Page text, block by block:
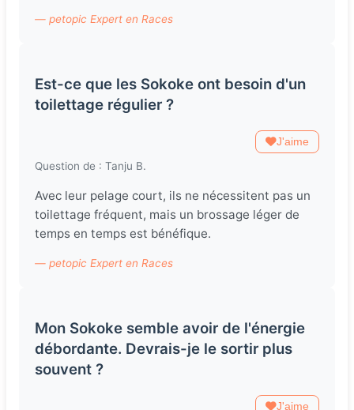
— petopic Expert en Races
Est-ce que les Sokoke ont besoin d'un
toilettage régulier ?
J'aime
Question de : Tanju B.
Avec leur pelage court, ils ne nécessitent pas un
toilettage fréquent, mais un brossage léger de
temps en temps est bénéfique.
— petopic Expert en Races
Mon Sokoke semble avoir de l'énergie
débordante. Devrais-je le sortir plus
souvent ?
J'aime